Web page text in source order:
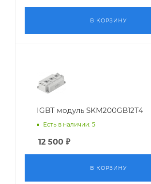
В КОРЗИНУ
IGBT модуль SKM200GB12T4
Есть в наличии: 5
12 500 ₽
В КОРЗИНУ